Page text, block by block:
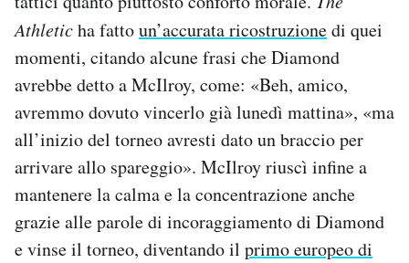
Athleticha fattoun’accurata ricostruzionedi quei
momenti, citando alcune frasi che Diamond
avrebbe detto a McIlroy, come: «Beh, amico,
avremmo dovuto vincerlo già lunedì mattina», «ma
all’inizio del torneo avresti dato un braccio per
arrivare allo spareggio». McIlroy riuscì infine a
mantenere la calma e la concentrazione anche
grazie alle parole di incoraggiamento di Diamond
e vinse il torneo, diventando il primo europeo di